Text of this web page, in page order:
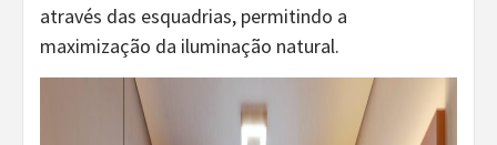
através das esquadrias, permitindo a
maximização da iluminação natural.